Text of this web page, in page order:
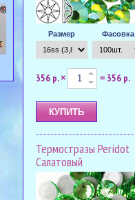
Размер Фасовка
356 р.× = 356 р.
Термостразы Peridot
Салатовый